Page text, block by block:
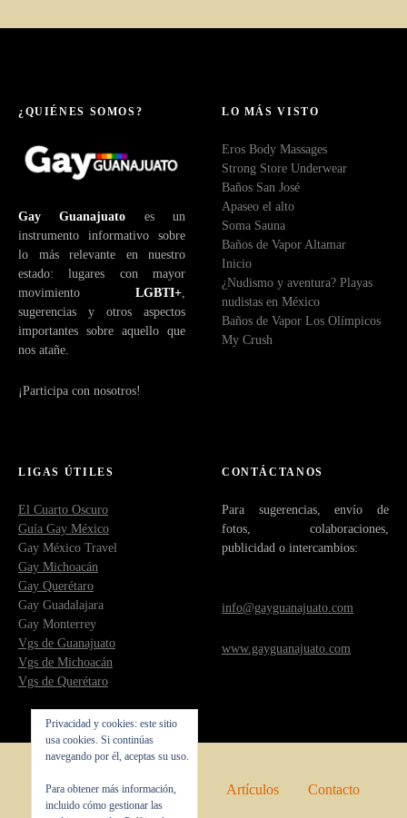
¿QUIÉNES SOMOS?
Gay Guanajuato es un
instrumento informativo sobre
lo más relevante en nuestro
estado: lugares con mayor
movimiento LGBTI+
sugerencias y otros aspectos
importantes sobre aquello que
nos atañe.
¡Participa con nosotros!
LO MÁS VISTO
Eros Body Massages
Strong Store Underwear
Baños San José
Apaseo el alto
Soma Sauna
Baños de Vapor Altamar
Inicio
¿Nudismo y aventura? Playas
nudistas en México
Baños de Vapor Los Olímpicos
My Crush
LIGAS ÚTILES
El Cuarto Oscuro
Guía Gay México
Gay México Travel
Gay Michoacán
Gay Querétaro
Gay Guadalajara
Gay Monterrey
Vgs de Guanajuato
Vgs de Michoacán
Vgs de Querétaro
CONTÁCTANOS
Para sugerencias, envío de
fotos, colaboraciones,
publicidad o intercambios:
info@gayguanajuato.com
www.gayguanajuato.com
Privacidad y cookies: este sitio
usa cookies. Si continúas
navegando por él, aceptas su uso.
Para obtener más información,
incluido cómo gestionar las
Inicio Quienes somos Artículos Contacto